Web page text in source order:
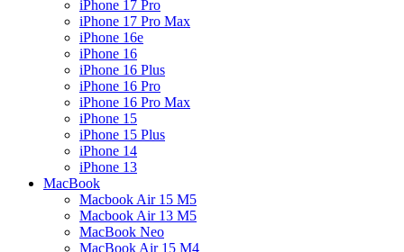
iPhone 17 Pro
iPhone 17 Pro Max
iPhone 16e
iPhone 16
iPhone 16 Plus
iPhone 16 Pro
iPhone 16 Pro Max
iPhone 15
iPhone 15 Plus
iPhone 14
iPhone 13
MacBook
Macbook Air 15 M5
Macbook Air 13 M5
MacBook Neo
MacBook Air 15 M4